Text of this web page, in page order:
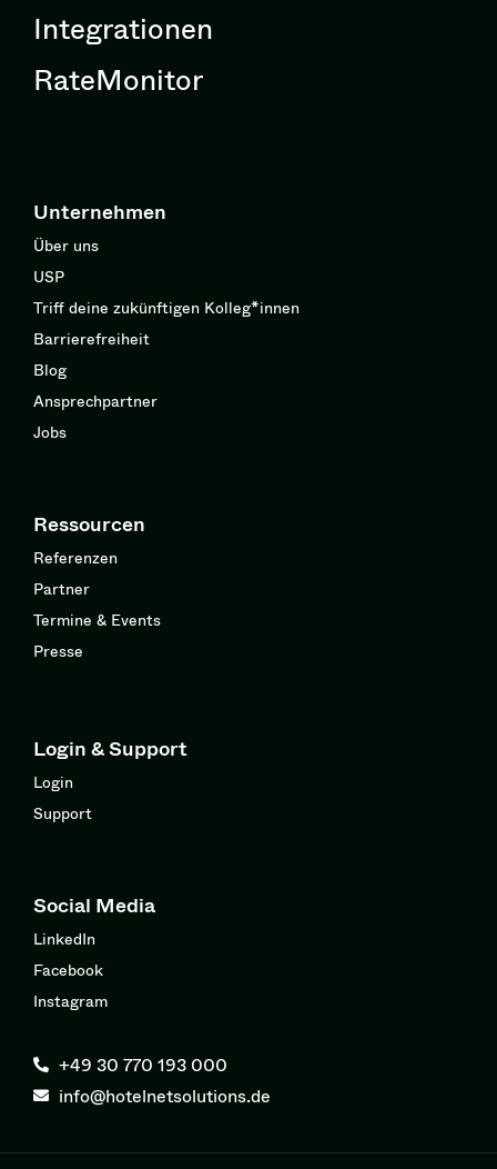
Integrationen
RateMonitor
Unternehmen
Über uns
USP
Triff deine zukünftigen Kolleg*innen
Barrierefreiheit
Blog
Ansprechpartner
Jobs
Ressourcen
Referenzen
Partner
Termine & Events
Presse
Login & Support
Login
Support
Social Media
LinkedIn
Facebook
Instagram
+49 30 770 193 000
info@hotelnetsolutions.de